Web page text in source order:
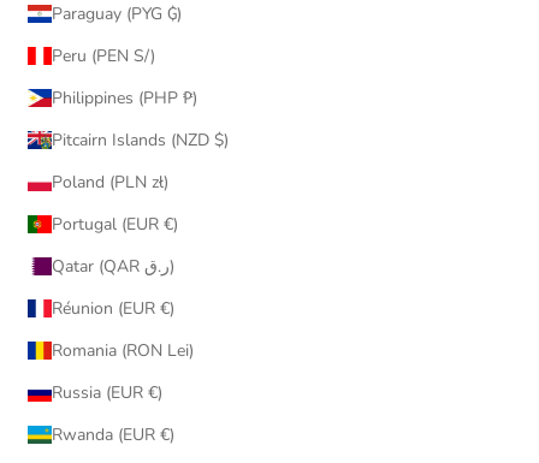
Paraguay (PYG ₲)
Peru (PEN S/)
Philippines (PHP ₱)
Pitcairn Islands (NZD $)
Poland (PLN zł)
Portugal (EUR €)
Qatar (QAR ر.ق)
Réunion (EUR €)
Romania (RON Lei)
Russia (EUR €)
Rwanda (EUR €)